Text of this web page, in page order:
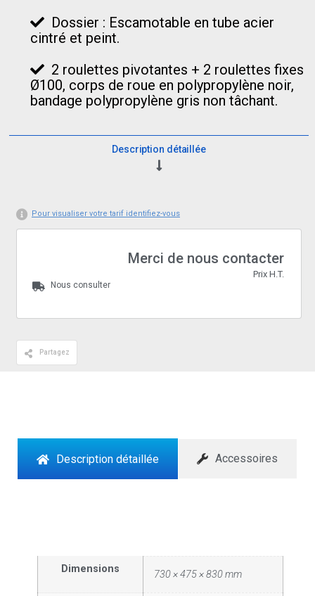
Dossier : Escamotable en tube acier
cintré et peint.
2 roulettes pivotantes + 2 roulettes fixes
Ø100, corps de roue en polypropylène noir,
bandage polypropylène gris non tâchant.
Description détaillée
Pour visualiser votre tarif identifiez-vous
Merci de nous contacter
Prix H.T.
Nous consulter
Partagez
Description détaillée Accessoires
Dimensions 730 × 475 × 830 mm